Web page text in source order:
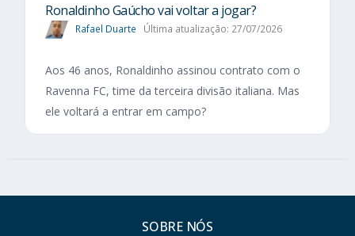
Ronaldinho Gaúcho vai voltar a jogar?
Rafael Duarte Última atualização: 27/07/2026
Aos 46 anos, Ronaldinho assinou contrato com o
Ravenna FC, time da terceira divisão italiana. Mas
ele voltará a entrar em campo?
SOBRE NÓS